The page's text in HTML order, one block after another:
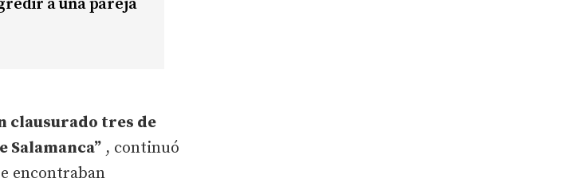
a una pareja
clausurado tres de
Salamanca” , continuó
encontraban